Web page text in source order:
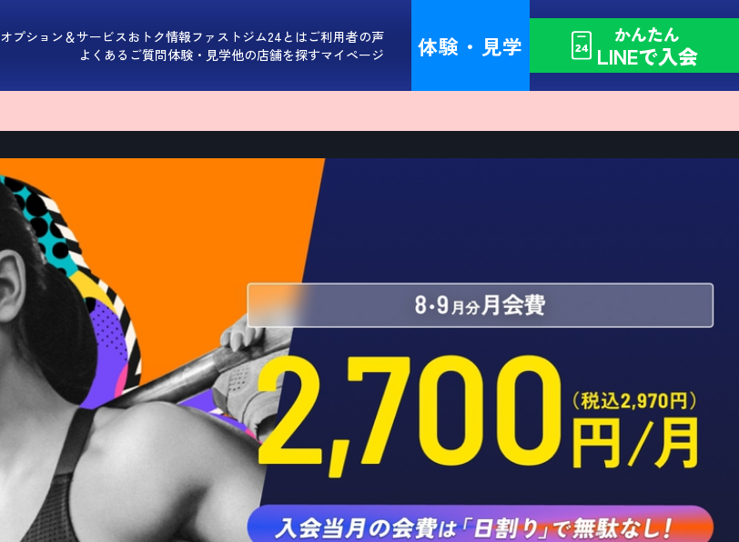
オプション＆サービス おトク情報ファストジム24とはご利用者の声
よくあるご質問体験・見学他の店舗を探すマイページ 体験・見学 かんたん
LINEで入会